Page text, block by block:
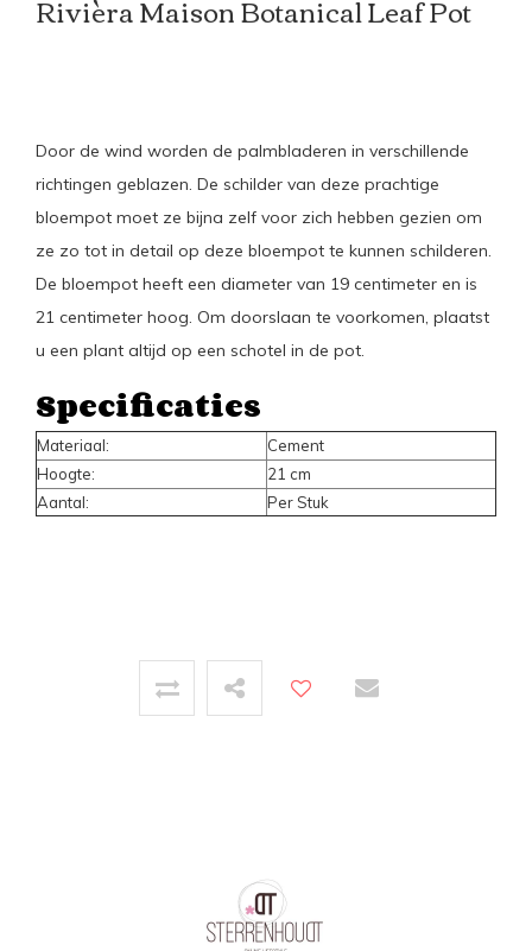
Rivièra Maison Botanical Leaf Pot
Door de wind worden de palmbladeren in verschillende
richtingen geblazen. De schilder van deze prachtige
bloempot moet ze bijna zelf voor zich hebben gezien om
ze zo tot in detail op deze bloempot te kunnen schilderen.
De bloempot heeft een diameter van 19 centimeter en is
21 centimeter hoog. Om doorslaan te voorkomen, plaatst
u een plant altijd op een schotel in de pot.
Specificaties
Materiaal:
Cement
Hoogte:
21 cm
Aantal:
Per Stuk